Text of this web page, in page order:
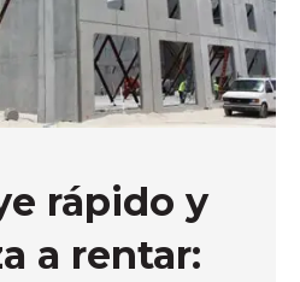
rápido y
a rentar: